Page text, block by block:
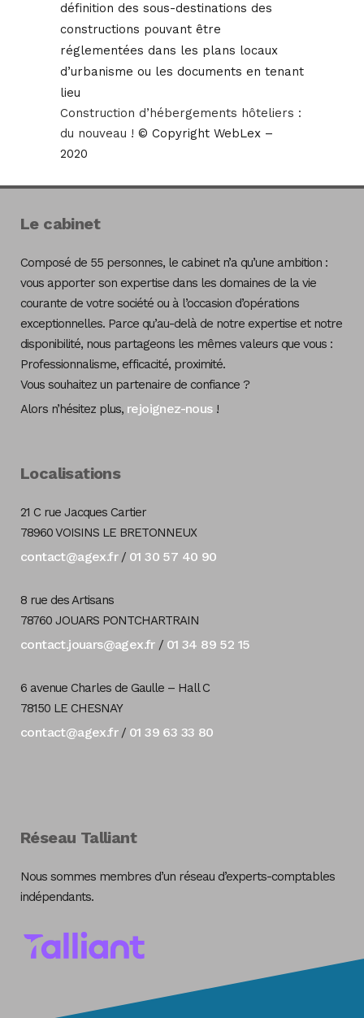
définition des sous-destinations des
constructions pouvant être
réglementées dans les plans locaux
d’urbanisme ou les documents en tenant
lieu
Construction d’hébergements hôteliers :
du nouveau ! © Copyright WebLex –
2020
Le cabinet
Composé de 55 personnes, le cabinet n’a qu’une ambition :
vous apporter son expertise dans les domaines de la vie
courante de votre société ou à l’occasion d’opérations
exceptionnelles. Parce qu’au-delà de notre expertise et notre
disponibilité, nous partageons les mêmes valeurs que vous :
Professionnalisme, efficacité, proximité.
Vous souhaitez un partenaire de confiance ?
Alors n’hésitez plus, rejoignez-nous!
Localisations
21 C rue Jacques Cartier
78960 VOISINS LE BRETONNEUX
contact@agex.fr/ 01 30 57 40 90
8 rue des Artisans
78760 JOUARS PONTCHARTRAIN
contact.jouars@agex.fr/ 01 34 89 52 15
6 avenue Charles de Gaulle – Hall C
78150 LE CHESNAY
contact@agex.fr/ 01 39 63 33 80
Réseau Talliant
Nous sommes membres d’un réseau d’experts-comptables
indépendants.